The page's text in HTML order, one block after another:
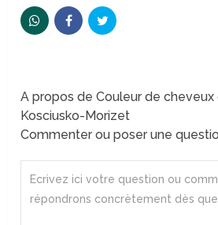
A propos de Couleur de cheveux
Kosciusko-Morizet
Commenter ou poser une